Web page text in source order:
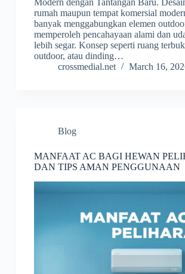
Modern dengan Tantangan Baru.
rumah maupun tempat komersial
banyak menggabungkan elemen
memperoleh pencahayaan alami dan
lebih segar. Konsep seperti ruang
outdoor, atau dinding…
crossmedial.net
March 16,
Blog
MANFAAT AC BAGI HEWAN
DAN TIPS AMAN PENGGUNAAN